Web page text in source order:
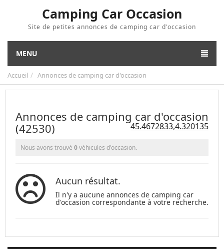
Camping Car Occasion
Site de petites annonces de camping car d'occasion
MENU
Accueil Annonces de camping car d'occasion
Annonces de camping car d'occasion
(42530)
45.4672833,4.320135
Nous avons trouvé 0véhicules d'occasion.
Aucun résultat.
Il n'y a aucune annonces de camping car
d'occasion correspondante à votre recherche.